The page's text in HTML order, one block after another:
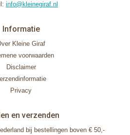
info@kleinegiraf.nl
Informatie
Kleine Giraf
voorwaarden
Disclaimer
Privacy
en verzenden
bij bestellingen boven € 50,-